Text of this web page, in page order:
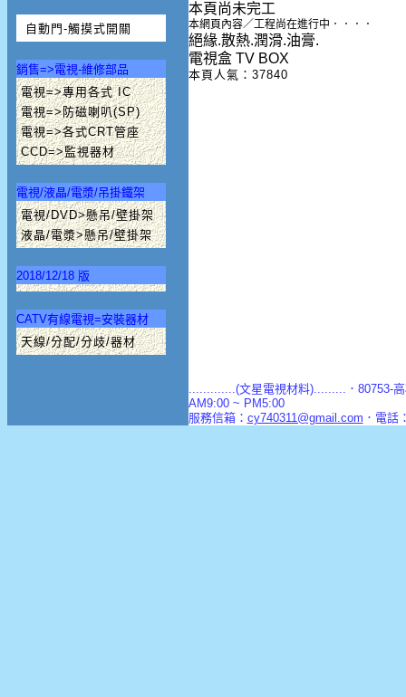
自動門-觸摸式開關
銷售=>電視-維修部品
電視=>專用各式 IC
電視=>防磁喇叭(SP)
電視=>各式CRT管座
CCD=>監視器材
電視/液晶/電漿/吊掛鐵架
電視/DVD>懸吊/壁掛架
液晶/電漿>懸吊/壁掛架
2018/12/18 版
CATV有線電視=安裝器材
天線/分配/分歧/器材
本頁尚未完工
本網頁內容／工程尚在進行中．．．．
絕緣.散熱.潤滑.油膏.
電視盒 TV BOX
本頁人氣：37840
.............(文星電視材料).........．80753-
AM9:00 ~ PM5:00
服務信箱： cy740311@gmail.com ．電話